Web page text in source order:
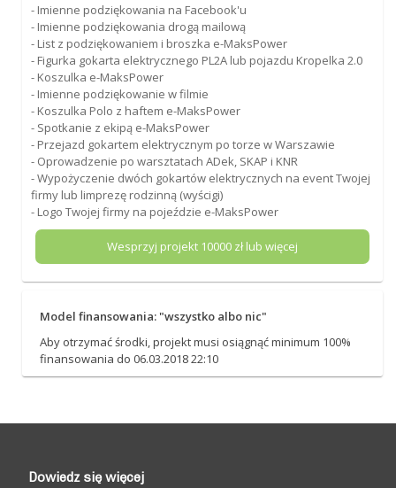
- Imienne podziękowania na Facebook'u
- Imienne podziękowania drogą mailową
- List z podziękowaniem i broszka e-MaksPower
- Figurka gokarta elektrycznego PL2A lub pojazdu Kropelka 2.0
- Koszulka e-MaksPower
- Imienne podziękowanie w filmie
- Koszulka Polo z haftem e-MaksPower
- Spotkanie z ekipą e-MaksPower
- Przejazd gokartem elektrycznym po torze w Warszawie
- Oprowadzenie po warsztatach ADek, SKAP i KNR
- Wypożyczenie dwóch gokartów elektrycznych na event Twojej
firmy lub limprezę rodzinną (wyścigi)
- Logo Twojej firmy na pojeździe e-MaksPower
Wesprzyj projekt 10000zł lub więcej
Model finansowania: "wszystko albo nic"
Aby otrzymać środki, projekt musi osiągnąć minimum 100%
finansowania do 06.03.2018 22:10
Dowiedz się więcej